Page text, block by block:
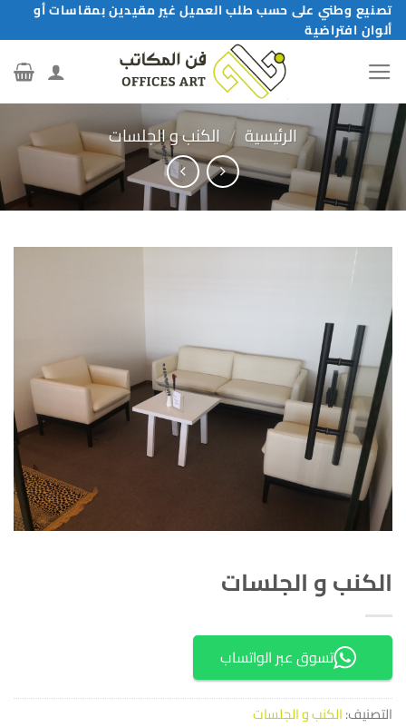
تخطي
للمحتوى
تصنيع وطني على حسب طلب العميل غير مقيدين بمقاسات أو
ألوان افتراضية
الرئيسية / الكنب و الجلسات
الكنب و الجلسات
تسوق عبر الواتساب
التصنيف:الكنب و الجلسات